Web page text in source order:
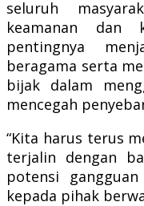
seluruh
keamanan dan
pentingnya
beragama serta
bijak dalam
mencegah
“Kita harus terus
terjalin dengan
potensi
kepada pihak